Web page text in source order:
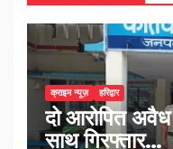
क्राइम न्यूज़ हरिद्वार
दो आरोपित
साथ गिरफ्तार…